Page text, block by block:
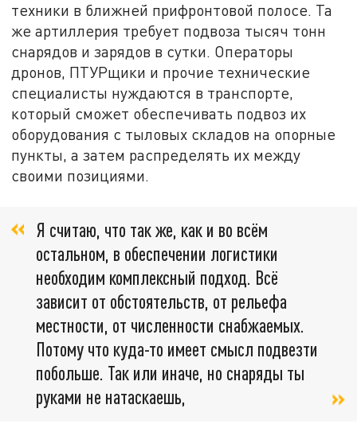
техники в ближней прифронтовой полосе. Та
же артиллерия требует подвоза тысяч тонн
снарядов и зарядов в сутки. Операторы
дронов, ПТУРщики и прочие технические
специалисты нуждаются в транспорте,
который сможет обеспечивать подвоз их
оборудования с тыловых складов на опорные
пункты, а затем распределять их между
своими позициями.
Я считаю, что так же, как и во всём
остальном, в обеспечении логистики
необходим комплексный подход. Всё
зависит от обстоятельств, от рельефа
местности, от численности снабжаемых.
Потому что куда-то имеет смысл подвезти
побольше. Так или иначе, но снаряды ты
руками не натаскаешь,